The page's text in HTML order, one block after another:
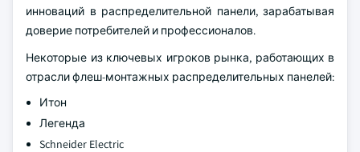
инноваций в распределительной панели, зарабатывая
доверие потребителей и профессионалов.
Некоторые из ключевых игроков рынка, работающих в
отрасли флеш-монтажных распределительных панелей:
Итон
Легенда
Schneider Electric